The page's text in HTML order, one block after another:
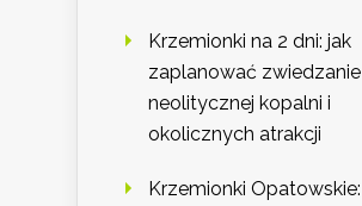
Krzemionki na 2 dni: jak
zaplanować zwiedzanie
neolitycznej kopalni i
okolicznych atrakcji
Krzemionki Opatowskie: